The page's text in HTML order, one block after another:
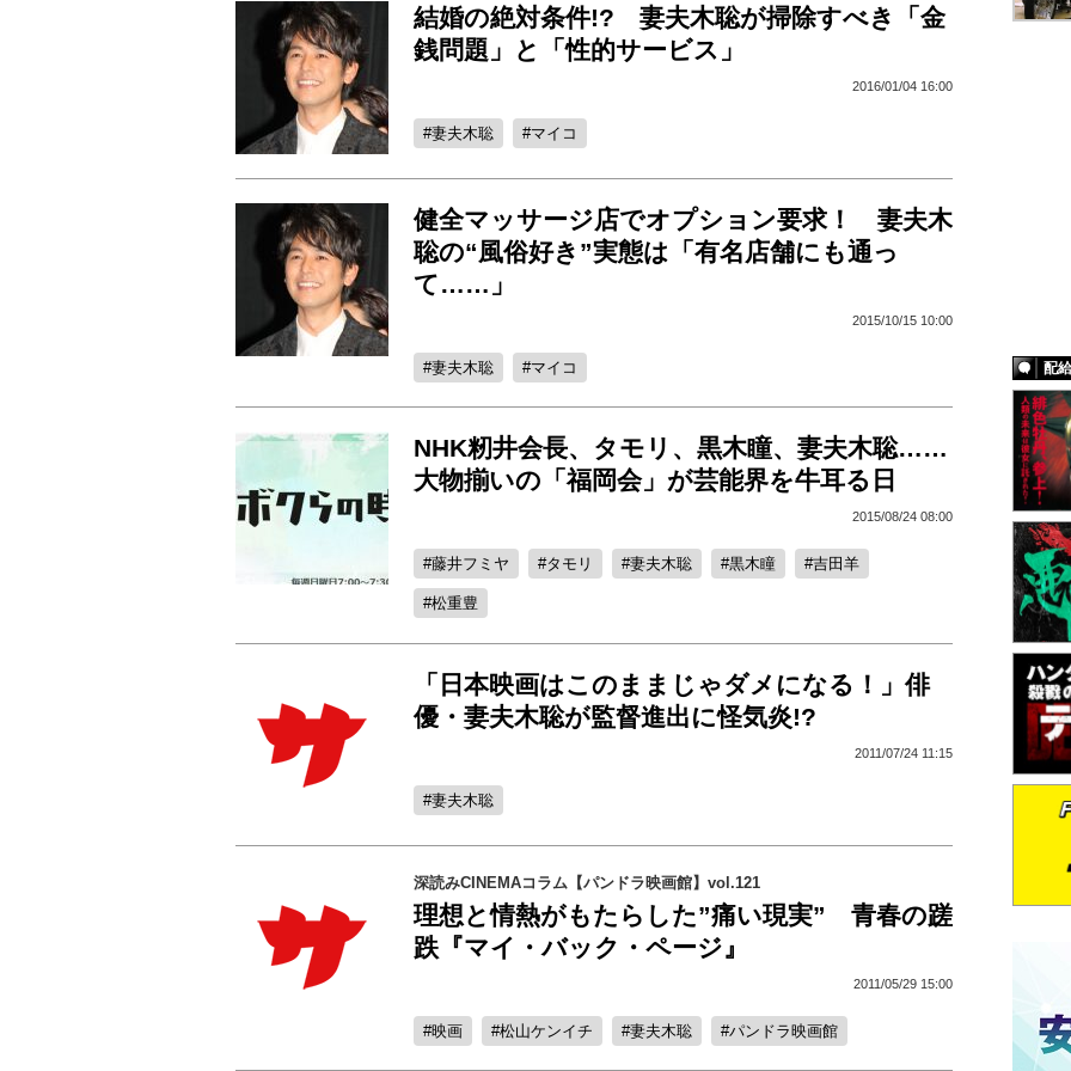
結婚の絶対条件!? 妻夫木聡が掃除すべき「金
銭問題」と「性的サービス」
2016/01/04 16:00
妻夫木聡 マイコ
健全マッサージ店でオプション要求！ 妻夫木
聡の“風俗好き”実態は「有名店舗にも通っ
て……」
2015/10/15 10:00
妻夫木聡 マイコ
NHK籾井会長、タモリ、黒木瞳、妻夫木聡……
大物揃いの「福岡会」が芸能界を牛耳る日
2015/08/24 08:00
藤井フミヤ タモリ 妻夫木聡 黒木瞳 吉田羊
松重豊
「日本映画はこのままじゃダメになる！」俳
優・妻夫木聡が監督進出に怪気炎!?
2011/07/24 11:15
妻夫木聡
深読みCINEMAコラム【パンドラ映画館】vol.121
理想と情熱がもたらした”痛い現実” 青春の蹉
跌『マイ・バック・ページ』
2011/05/29 15:00
映画 松山ケンイチ 妻夫木聡 パンドラ映画館
配